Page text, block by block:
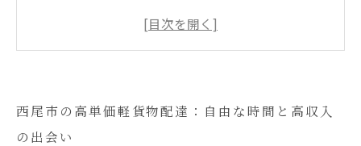
高収入ルート営業の魅力：軽貨物配達の仕事内
方
即日採用が進む背景：運転手不足が生む新たな
西尾市の高単価軽貨物配達：自由な時間と高収入
の出会い